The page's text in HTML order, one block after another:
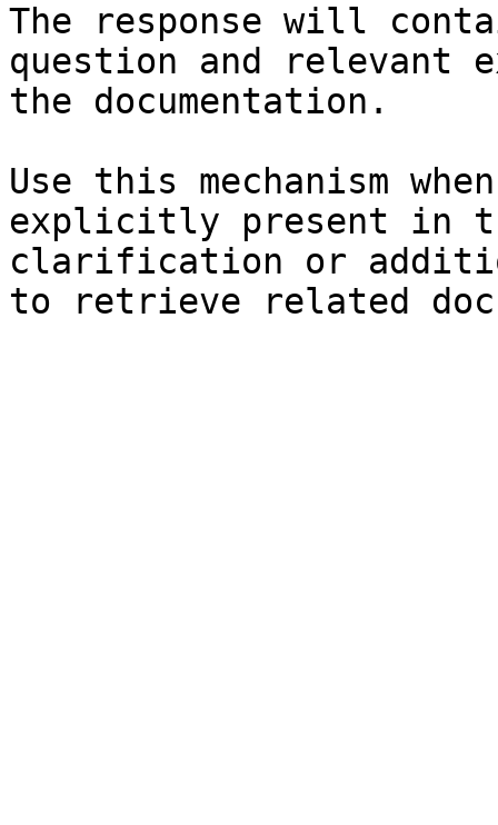
The response will
question and relevant
the documentation.
Use this mechanism
explicitly present in
clarification or